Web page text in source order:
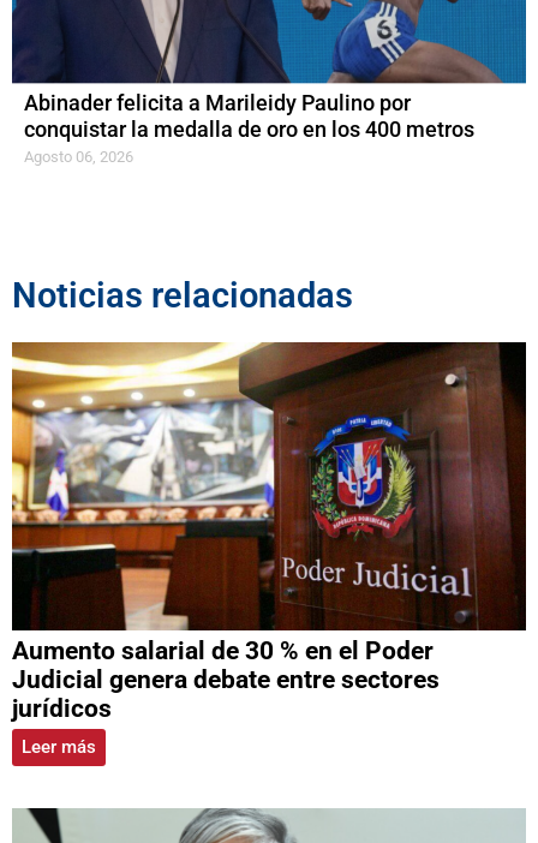
Abinader felicita a Marileidy Paulino por
conquistar la medalla de oro en los 400 metros
Agosto 06, 2026
Noticias relacionadas
Aumento salarial de 30 % en el Poder
Judicial genera debate entre sectores
jurídicos
Leer más